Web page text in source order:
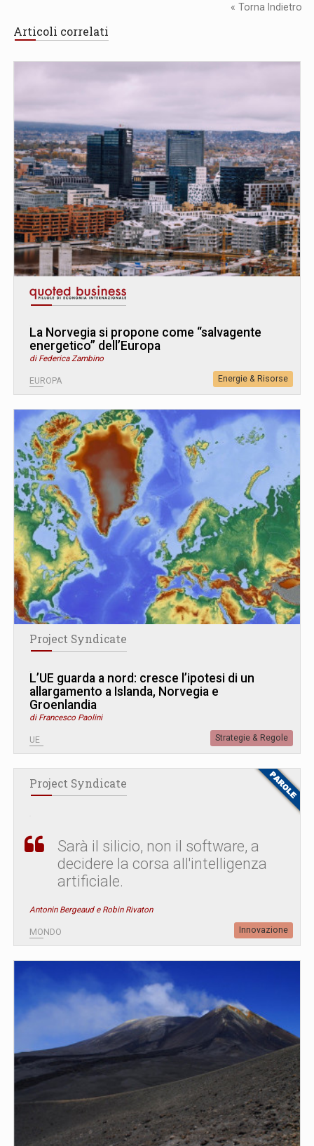
« Torna Indietro
Articoli correlati
La Norvegia si propone come “salvagente
energetico” dell’Europa
di Federica Zambino
EUROPA Energie & Risorse
Project Syndicate
L’UE guarda a nord: cresce l’ipotesi di un
allargamento a Islanda, Norvegia e
Groenlandia
di Francesco Paolini
UE Strategie & Regole
Project Syndicate
Sarà il silicio, non il software, a
decidere la corsa all'intelligenza
artificiale.
Antonin Bergeaud e Robin Rivaton
MONDO Innovazione